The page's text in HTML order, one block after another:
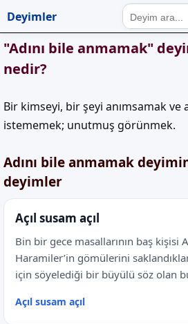
Deyimler
"Adını bile anmamak"
nedir?
Bir kimseyi, bir şeyi anımsamak ve
istememek; unutmuş görünmek.
Adını bile anmamak
deyimler
Açıl susam açıl
Bin bir gece masallarının baş kişisi
Haramiler’in gömülerini
için söyelediği bir büyülü söz olan
Açıl susam açıl